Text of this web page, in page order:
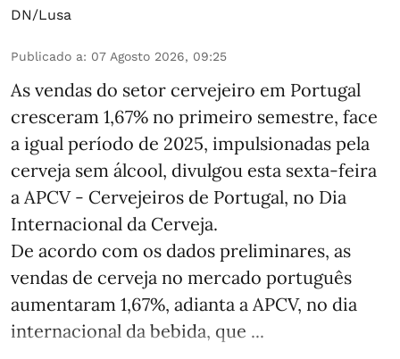
DN/Lusa
Publicado a: 07 Agosto 2026, 09:25
As vendas do setor cervejeiro em Portugal
cresceram 1,67% no primeiro semestre, face
a igual período de 2025, impulsionadas pela
cerveja sem álcool, divulgou esta sexta-feira
a APCV - Cervejeiros de Portugal, no Dia
Internacional da Cerveja.
De acordo com os dados preliminares, as
vendas de cerveja no mercado português
aumentaram 1,67%, adianta a APCV, no dia
internacional da bebida, que ...